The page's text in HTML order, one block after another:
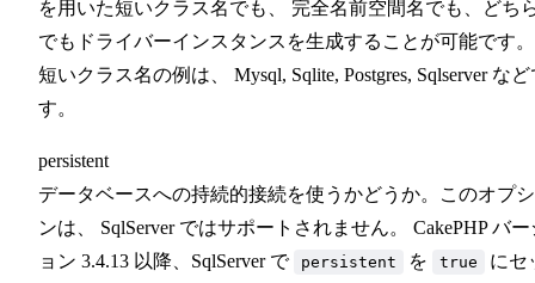
を用いた短いクラス名でも、 完全名前空間名でも、どち
でもドライバーインスタンスを生成することが可能です。
短いクラス名の例は、 Mysql, Sqlite, Postgres, Sqlserver など
す。
persistent
データベースへの持続的接続を使うかどうか。このオプ
ンは、 SqlServer ではサポートされません。 CakePHP バー
ョン 3.4.13 以降、SqlServer で
persistent を true
にセ